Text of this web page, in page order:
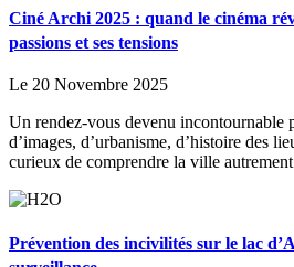
Ciné Archi 2025 : quand le cinéma
passions et ses tensions
Le 20 Novembre 2025
Un rendez-vous devenu incontournable
d’images, d’urbanisme, d’histoire des
curieux de comprendre la ville
Prévention des incivilités sur le lac